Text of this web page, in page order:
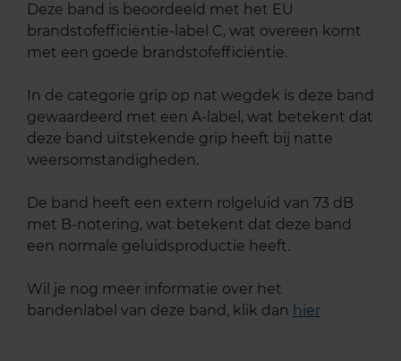
Deze band is beoordeeld met het EU
brandstofefficiëntie-label C, wat overeen komt
met een goede brandstofefficiëntie.
In de categorie grip op nat wegdek is deze band
gewaardeerd met een A-label, wat betekent dat
deze band uitstekende grip heeft bij natte
weersomstandigheden.
De band heeft een extern rolgeluid van 73 dB
met B-notering, wat betekent dat deze band
een normale geluidsproductie heeft.
Wil je nog meer informatie over het
bandenlabel van deze band, klik dan hier